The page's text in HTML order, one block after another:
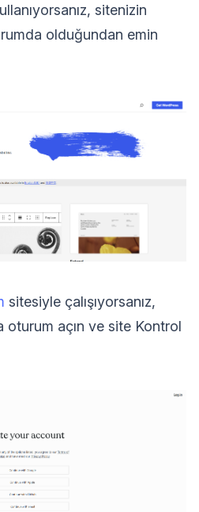
sitenizin
olduğundan emin
sitesiyle çalışıyorsanız,
açın ve site Kontrol